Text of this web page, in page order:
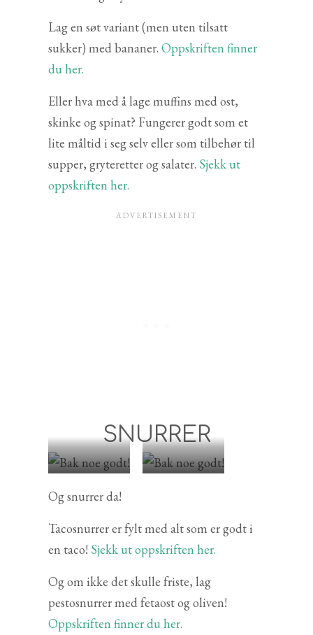
Lag en søt variant (men uten tilsatt
sukker) med bananer. Oppskriften finner
du her.
Eller hva med å lage muffins med ost,
skinke og spinat? Fungerer godt som et
lite måltid i seg selv eller som tilbehør til
supper, gryteretter og salater. Sjekk ut
oppskriften her.
SNURRER
tacosnurrer pestosnurrer
Og snurrer da!
Tacosnurrer er fylt med alt som er godt i
en taco! Sjekk ut oppskriften her.
Og om ikke det skulle friste, lag
pestosnurrer med fetaost og oliven!
Oppskriften finner du her.